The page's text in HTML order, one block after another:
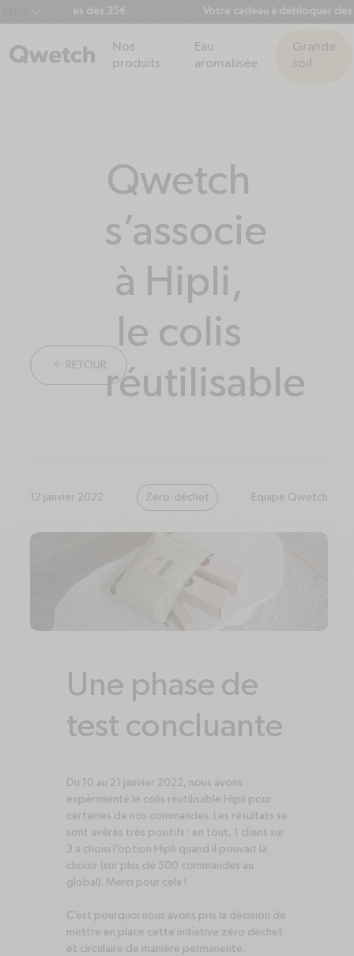
Point Relais dès 35€ Votre cadeau à débloquer dès
Nos
produits
Eau
aromatisée
Grande
soif
ARROW-LEFT
RETOUR
Qwetch
s’associe
à Hipli,
le colis
réutilisable
12 janvier 2022 Zéro-déchet Equipe Qwetch
Une phase de
test concluante
Du 10 au 21 janvier 2022, nous avons
expérimenté le colis réutilisable Hipli pour
certaines de nos commandes. Les résultats se
sont avérés très positifs : en tout, 1 client sur
3 a choisi l’option Hipli quand il pouvait la
choisir (sur plus de 500 commandes au
global). Merci pour cela !
C’est pourquoi nous avons pris la décision de
mettre en place cette initiative zéro déchet
et circulaire de manière permanente.